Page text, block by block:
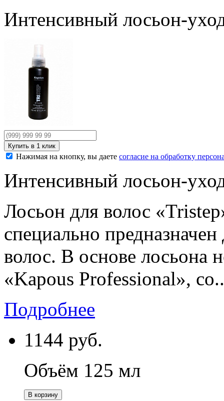
Интенсивный лосьон-
Нажимая на кнопку, вы даете согласие на обработку
Интенсивный лосьон-
Лосьон для волос
специально
волос. В основе лосьона
«Kapous Professional»,
Подробнее
1144 руб.
Объём 125 мл
В корзину